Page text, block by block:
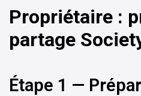
Propriétaire :
partage
Étape 1 —